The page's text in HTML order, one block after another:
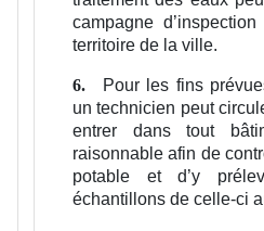
campagne
territoire de la ville.
6.
Pour les fins
un technicien peut
entrer dans tout
raisonnable afin de
potable et d’y
échantillons de celle-ci